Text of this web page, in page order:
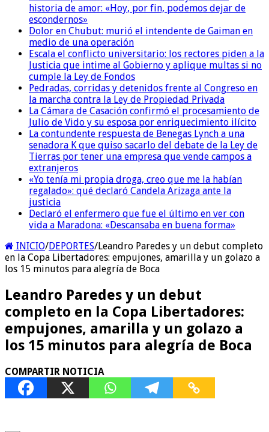
historia de amor: «Hoy, por fin, podemos dejar de
escondernos»
Dolor en Chubut: murió el intendente de Gaiman en
medio de una operación
Escala el conflicto universitario: los rectores piden a la
Justicia que intime al Gobierno y aplique multas si no
cumple la Ley de Fondos
Pedradas, corridas y detenidos frente al Congreso en
la marcha contra la Ley de Propiedad Privada
La Cámara de Casación confirmó el procesamiento de
Julio de Vido y su esposa por enriquecimiento ilícito
La contundente respuesta de Benegas Lynch a una
senadora K que quiso sacarlo del debate de la Ley de
Tierras por tener una empresa que vende campos a
extranjeros
«Yo tenía mi propia droga, creo que me la habían
regalado»: qué declaró Candela Arizaga ante la
justicia
Declaró el enfermero que fue el último en ver con
vida a Maradona: «Descansaba en buena forma»
INICIO/DEPORTES/Leandro Paredes y un debut completo
en la Copa Libertadores: empujones, amarilla y un golazo a
los 15 minutos para alegría de Boca
Leandro Paredes y un debut
completo en la Copa Libertadores:
empujones, amarilla y un golazo a
los 15 minutos para alegría de Boca
COMPARTIR NOTICIA